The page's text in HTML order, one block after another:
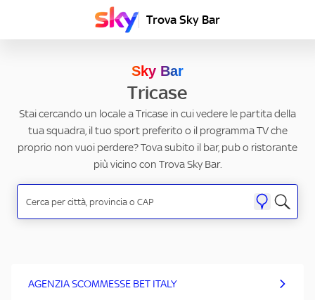
Trova Sky Bar
Sky Bar
Tricase
Stai cercando un locale a Tricase in cui vedere le partita della
tua squadra, il tuo sport preferito o il programma TV che
proprio non vuoi perdere? Tova subito il bar, pub o ristorante
più vicino con Trova Sky Bar.
AGENZIA SCOMMESSE BET ITALY